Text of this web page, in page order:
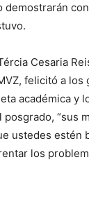
demostrarán
Cesaria
felicitó a los
académica y
“sus
ustedes estén
los